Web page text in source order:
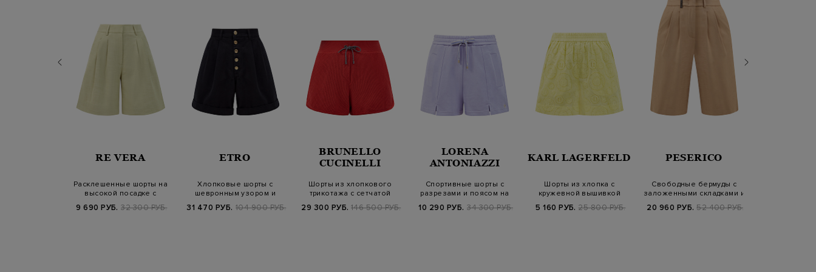
RE VERA
Расклешенные шорты на
высокой посадке с
9 690 РУБ. 32 300 РУБ.
ETRO
Хлопковые шорты с
шевронным узором и
31 470 РУБ. 104 900 РУБ.
BRUNELLO
CUCINELLI
Шорты из хлопкового
трикотажа с сетчатой
29 300 РУБ. 146 500 РУБ.
LORENA
ANTONIAZZI
Спортивные шорты с
разрезами и поясом на
10 290 РУБ. 34 300 РУБ.
KARL LAGERFELD
Шорты из хлопка с
кружевной вышивкой
5 160 РУБ. 25 800 РУБ.
PESERICO
Свободные бермуды с
заложенными складками и
20 960 РУБ. 52 400 РУБ.